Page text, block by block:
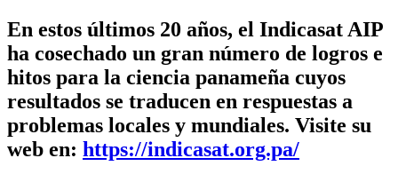
En estos últimos 20 años, el Indicasat AIP
ha cosechado un gran número de logros e
hitos para la ciencia panameña cuyos
resultados se traducen en respuestas a
problemas locales y mundiales. Visite su
web en: https://indicasat.org.pa/